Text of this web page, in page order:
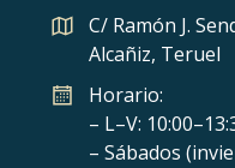
C/ Ramón J.
Alcañiz, Teruel
Horario:
– L–V:
– Sábados